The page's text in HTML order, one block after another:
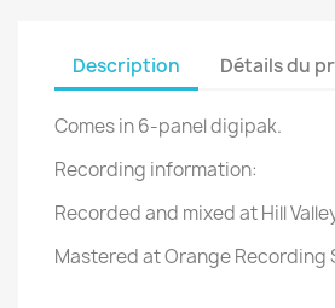
Description Détails du
Comes in 6-panel digipak.
Recording information:
Recorded and mixed at Hill
Mastered at Orange Recording